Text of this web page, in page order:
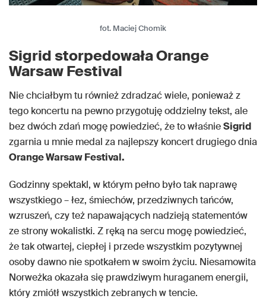
fot. Maciej Chomik
Sigrid storpedowała Orange
Warsaw Festival
Nie chciałbym tu również zdradzać wiele, ponieważ z
tego koncertu na pewno przygotuję oddzielny tekst, ale
bez dwóch zdań mogę powiedzieć, że to właśnieSigrid
zgarnia u mnie medal za najlepszy koncert drugiego dnia
Orange Warsaw Festival.
Godzinny spektakl, w którym pełno było tak naprawę
wszystkiego – łez, śmiechów, przedziwnych tańców,
wzruszeń, czy też napawających nadzieją statementów
ze strony wokalistki. Z ręką na sercu mogę powiedzieć,
że tak otwartej, ciepłej i przede wszystkim pozytywnej
osoby dawno nie spotkałem w swoim życiu. Niesamowita
Norweżka okazała się prawdziwym huraganem energii,
który zmiótł wszystkich zebranych w tencie.